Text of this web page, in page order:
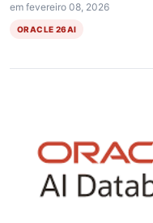
em fevereiro 08, 2026
ORACLE 26AI